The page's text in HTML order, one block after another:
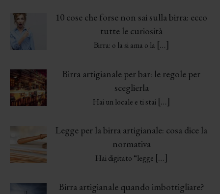
10 cose che forse non sai sulla birra: ecco
tutte le curiosità
Birra: o la si ama o la […]
Birra artigianale per bar: le regole per
sceglierla
Hai un locale e ti stai […]
Legge per la birra artigianale: cosa dice la
normativa
Hai digitato “legge […]
Birra artigianale quando imbottigliare?